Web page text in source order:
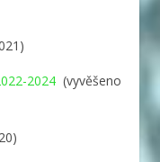
2024 (vyvěšeno